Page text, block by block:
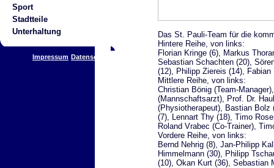
Sport
Stadtteile
Unterhaltung
Impressum Datenschutz
Das St. Pauli-Team für die
Hintere Reihe, von links:
Florian Kringe (6), Markus
Sebastian Schachten (20),
(12), Philipp Ziereis (14), Fabian
Mittlere Reihe, von links:
Christian Bönig (Team-
(Mannschaftsarzt), Prof. Dr.
(Physiotherapeut), Bastian Bolz
(7), Lennart Thy (18), Timo
Roland Vrabec (Co-Trainer),
Vordere Reihe, von links:
Bernd Nehrig (8), Jan-Philipp
Himmelmann (30), Philipp
(10), Okan Kurt (36), Sebastian